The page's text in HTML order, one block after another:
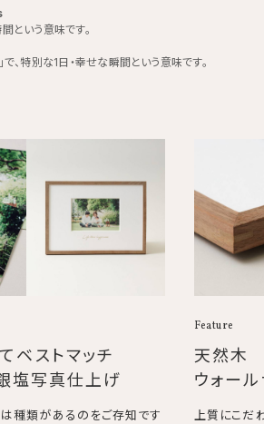
という意味です。
で、特別な1日・幸せな瞬間という意味です。
ベストマッチ
塩写真仕上げ
種類があるのをご存知です
Feature
天然木
ウォー
上質にこだ